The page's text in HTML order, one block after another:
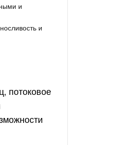
и
и
потоковое